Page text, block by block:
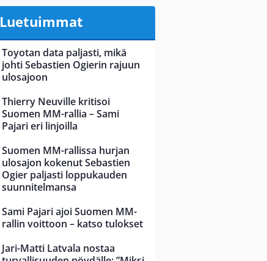
Luetuimmat
Toyotan data paljasti, mikä
johti Sebastien Ogierin rajuun
ulosajoon
Thierry Neuville kritisoi
Suomen MM-rallia – Sami
Pajari eri linjoilla
Suomen MM-rallissa hurjan
ulosajon kokenut Sebastien
Ogier paljasti loppukauden
suunnitelmansa
Sami Pajari ajoi Suomen MM-
rallin voittoon – katso tulokset
Jari-Matti Latvala nostaa